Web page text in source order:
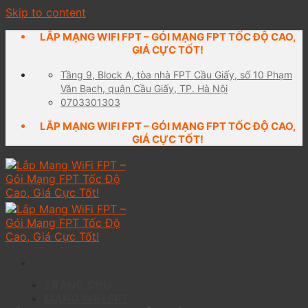
Skip to content
LẮP MẠNG WIFI FPT – GÓI MẠNG FPT TỐC ĐỘ CAO,
GIÁ CỰC TỐT!
Tầng 9, Block A, tòa nhà FPT Cầu Giấy, số 10 Phạm
Văn Bạch, quận Cầu Giấy, TP. Hà Nội
0703301303
LẮP MẠNG WIFI FPT – GÓI MẠNG FPT TỐC ĐỘ CAO,
GIÁ CỰC TỐT!